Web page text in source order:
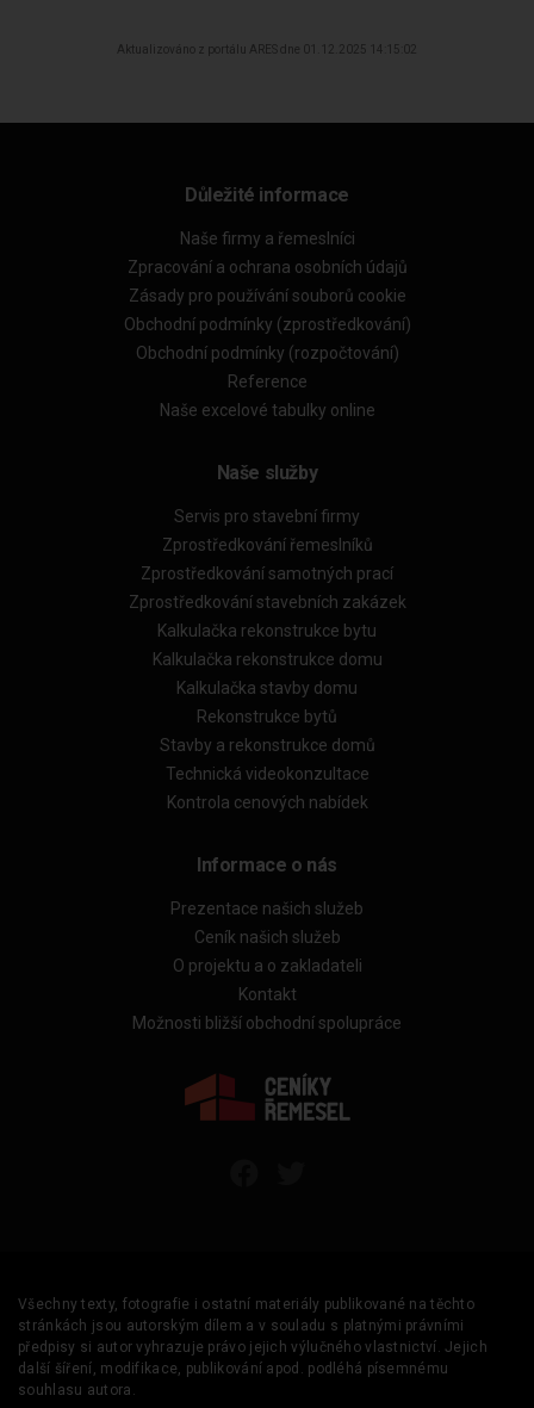
Aktualizováno z portálu ARES dne 01.12.2025 14:15:02
Důležité informace
Naše firmy a řemeslníci
Zpracování a ochrana osobních údajů
Zásady pro používání souborů cookie
Obchodní podmínky (zprostředkování)
Obchodní podmínky (rozpočtování)
Reference
Naše excelové tabulky online
Naše služby
Servis pro stavební firmy
Zprostředkování řemeslníků
Zprostředkování samotných prací
Zprostředkování stavebních zakázek
Kalkulačka rekonstrukce bytu
Kalkulačka rekonstrukce domu
Kalkulačka stavby domu
Rekonstrukce bytů
Stavby a rekonstrukce domů
Technická videokonzultace
Kontrola cenových nabídek
Informace o nás
Prezentace našich služeb
Ceník našich služeb
O projektu a o zakladateli
Kontakt
Možnosti bližší obchodní spolupráce
Všechny texty, fotografie i ostatní materiály publikované na těchto
stránkách jsou autorským dílem a v souladu s platnými právními
předpisy si autor vyhrazuje právo jejich výlučného vlastnictví. Jejich
další šíření, modifikace, publikování apod. podléhá písemnému
souhlasu autora.